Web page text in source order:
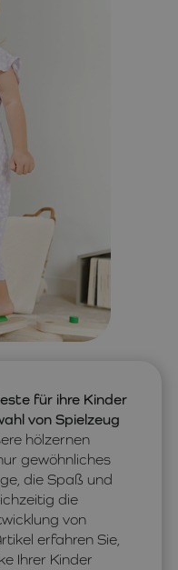
für ihre Kinder
von Spielzeug
hölzernen
gewöhnliches
die Spaß und
die
von
erfahren Sie,
Ihrer Kinder